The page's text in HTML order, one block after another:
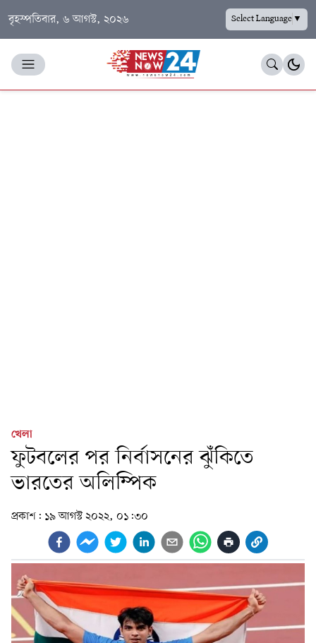
বৃহস্পতিবার, ৬ আগস্ট, ২০২৬ Select Language▼
খেলা
ফুটবলের পর নির্বাসনের ঝুঁকিতে
ভারতের অলিম্পিক
প্রকাশ: ১৯ আগস্ট ২০২২, ০১:৩০